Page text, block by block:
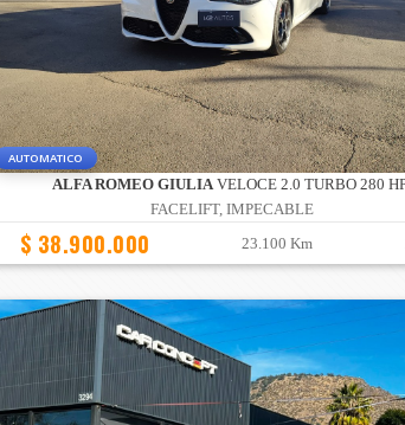
AUTOMATICO
ALFA ROMEO GIULIAVELOCE 2.0 TURBO 280
FACELIFT, IMPECABLE
$ 38.900.000 23.100 Km